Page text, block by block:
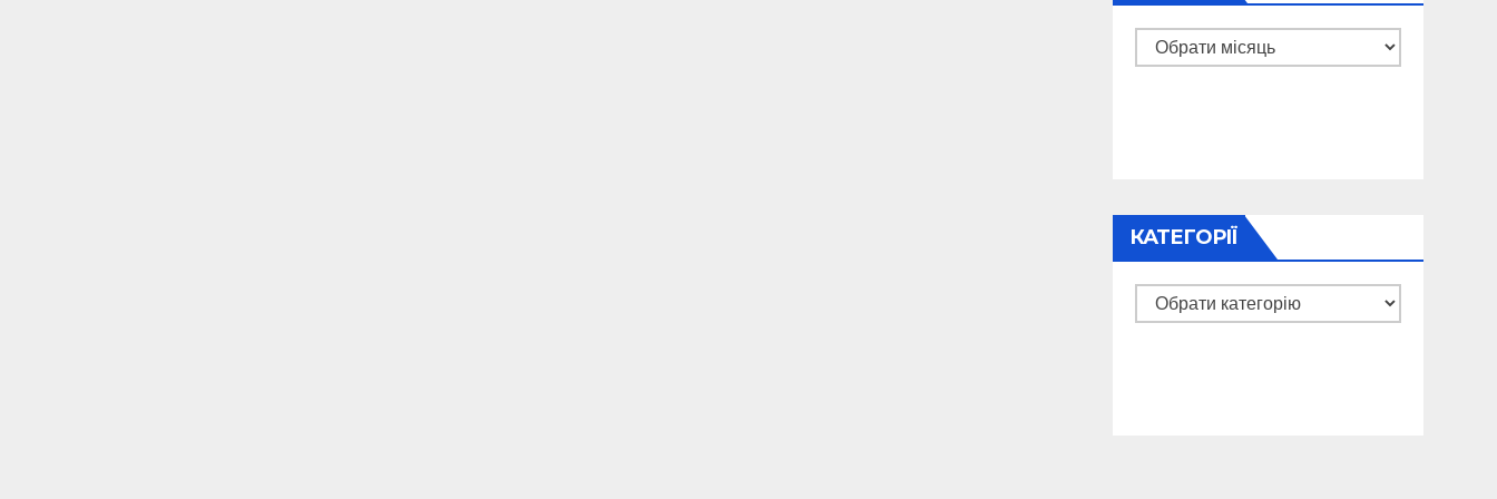
Архіви
КАТЕГОРІЇ
Категорії